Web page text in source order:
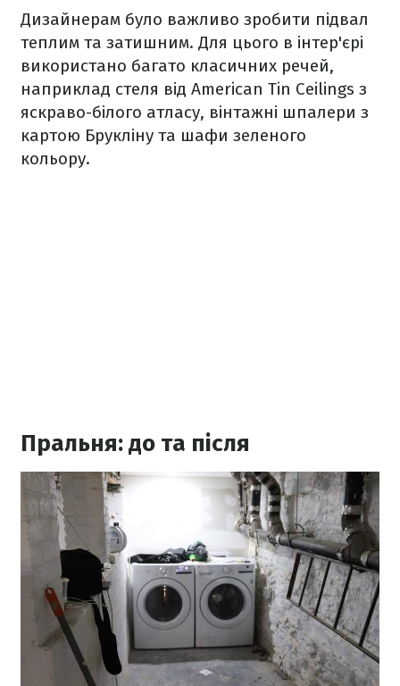
Дизайнерам було важливо зробити підвал
теплим та затишним. Для цього в інтер'єрі
використано багато класичних речей,
наприклад стеля від American Tin Ceilings з
яскраво-білого атласу, вінтажні шпалери з
картою Брукліну та шафи зеленого
кольору.
Пральня: до та після